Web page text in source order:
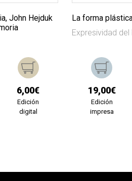
John Hejduk
6,00€
Edición
digital
La forma
Expresividad
19,00€
Edición
impresa